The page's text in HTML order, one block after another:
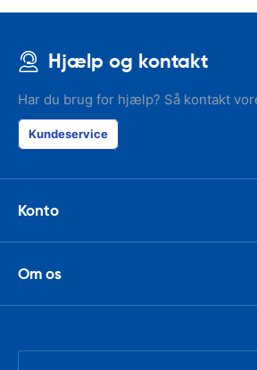
Hjælp og kontakt
Har du brug for hjælp? Så kontakt
Kundeservice
Konto
Om os